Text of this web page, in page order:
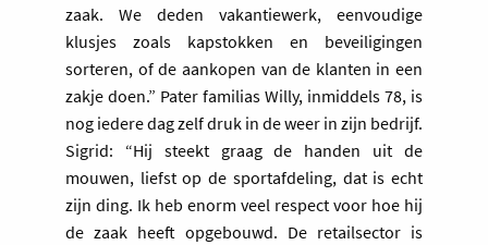
zaak. We deden vakantiewerk, eenvoudige
klusjes zoals kapstokken en beveiligingen
sorteren, of de aankopen van de klanten in een
zakje doen.” Pater familias Willy, inmiddels 78, is
nog iedere dag zelf druk in de weer in zijn bedrijf.
Sigrid: “Hij steekt graag de handen uit de
mouwen, liefst op de sportafdeling, dat is echt
zijn ding. Ik heb enorm veel respect voor hoe hij
de zaak heeft opgebouwd. De retailsector is